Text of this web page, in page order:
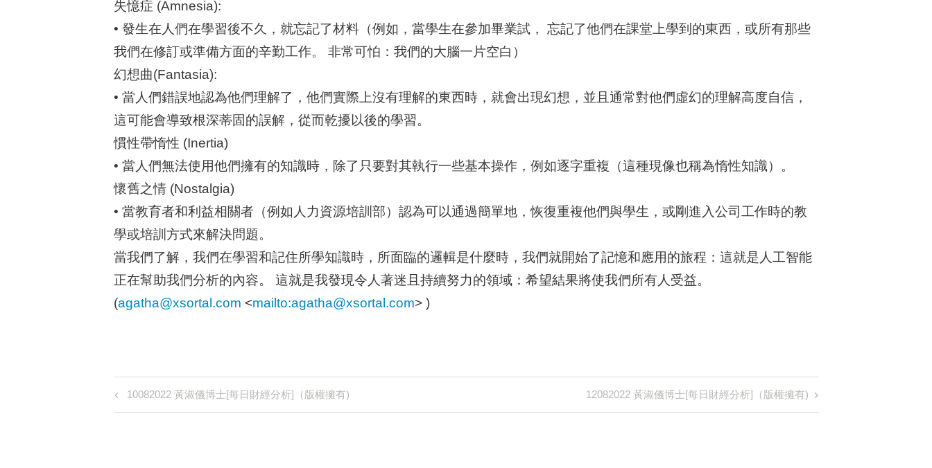
失憶症 (Amnesia):
• 發生在人們在學習後不久，就忘記了材料（例如，當學生在參加畢業試， 忘記了他們在課堂上學到的東西，或所有那些
我們在修訂或準備方面的辛勤工作。 非常可怕：我們的大腦一片空白）
幻想曲(Fantasia):
• 當人們錯誤地認為他們理解了，他們實際上沒有理解的東西時，就會出現幻想，並且通常對他們虛幻的理解高度自信，
這可能會導致根深蒂固的誤解，從而乾擾以後的學習。
慣性帶惰性 (Inertia)
• 當人們無法使用他們擁有的知識時，除了只要對其執行一些基本操作，例如逐字重複（這種現像也稱為惰性知識）。
懷舊之情 (Nostalgia)
• 當教育者和利益相關者（例如人力資源培訓部）認為可以通過簡單地，恢復重複他們與學生，或剛進入公司工作時的教
學或培訓方式來解決問題。
當我們了解，我們在學習和記住所學知識時，所面臨的邏輯是什麼時，我們就開始了記憶和應用的旅程：這就是人工智能
正在幫助我們分析的內容。 這就是我發現令人著迷且持續努力的領域：希望結果將使我們所有人受益。
(agatha@xsortal.com <mailto:agatha@xsortal.com> )
Post
navigation
Previous
Post
10082022 黃淑儀博士[每日財經分析]（版權擁有)
Next
Post
12082022 黃淑儀博士[每日財經分析]（版權擁有)